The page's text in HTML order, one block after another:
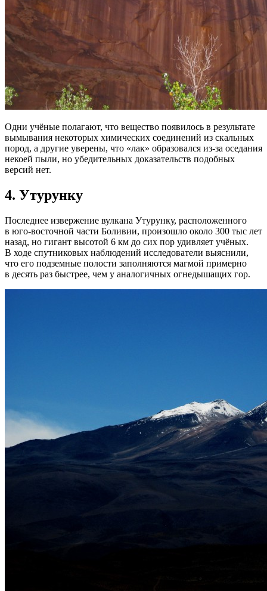
Одни учёные полагают, что вещество появилось в результате
вымывания некоторых химических соединений из скальных
пород, а другие уверены, что «лак» образовался из-за оседания
некоей пыли, но убедительных доказательств подобных
версий нет.
4. Утурунку
Последнее извержение вулкана Утурунку, расположенного
в юго-восточной части Боливии, произошло около 300 тыс лет
назад, но гигант высотой 6 км до сих пор удивляет учёных.
В ходе спутниковых наблюдений исследователи выяснили,
что его подземные полости заполняются магмой примерно
в десять раз быстрее, чем у аналогичных огнедышащих гор.